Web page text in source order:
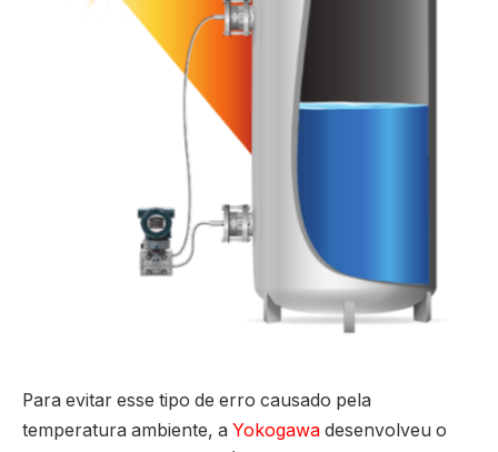
Para evitar esse tipo de erro causado pela
temperatura ambiente, a Yokogawa desenvolveu o